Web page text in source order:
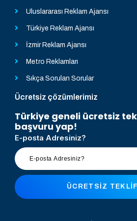
Uluslararası Reklam Ajansı
Türkiye Reklam Ajansı
İzmir Reklam Ajansı
Metro Reklamları
Sıkça Sorulan Sorular
Ücretsiz çözümlerimiz
Türkiye geneli ücretsiz
başvuru yap!
E-posta Adresiniz?
ÜCRETSIZ